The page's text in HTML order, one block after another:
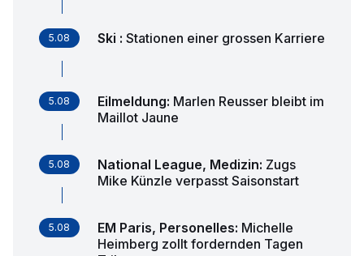
5.08 Ski : Stationen einer grossen Karriere
5.08 Eilmeldung: Marlen Reusser bleibt im
Maillot Jaune
5.08 National League, Medizin: Zugs
Mike Künzle verpasst Saisonstart
5.08 EM Paris, Personelles: Michelle
Heimberg zollt fordernden Tagen